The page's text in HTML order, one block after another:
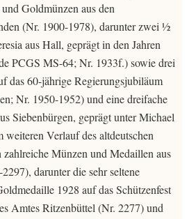
Goldmünzen aus den
(Nr. 1900-1978), darunter zwei ½
aus Hall, geprägt in den Jahren
PCGS MS-64; Nr. 1933f.) sowie drei
das 60-jährige Regierungsjubiläum
Nr. 1950-1952) und eine dreifache
Siebenbürgen, geprägt unter Michael
Verlauf des altdeutschen
Münzen und Medaillen aus
darunter die sehr seltene
1928 auf das Schützenfest
Amtes Ritzenbüttel (Nr. 2277) und